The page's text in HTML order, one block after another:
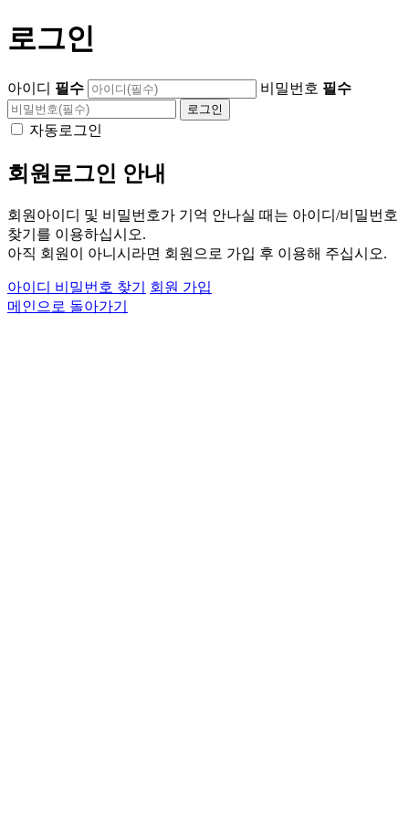
로그인
아이디 필수 비밀번호 필수
자동로그인
회원로그인 안내
회원아이디 및 비밀번호가 기억 안나실 때는 아이디/비밀번호
찾기를 이용하십시오.
아직 회원이 아니시라면 회원으로 가입 후 이용해 주십시오.
아이디 비밀번호 찾기
회원 가입
메인으로 돌아가기